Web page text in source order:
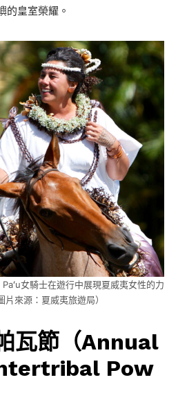
的皇室榮耀。
女騎士在遊行中展現夏威夷女性的力
片來源：夏威夷旅遊局）
瓦節（Annual
Pow